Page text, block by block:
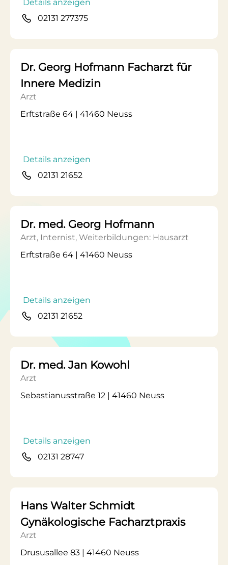
Details anzeigen
02131 277375
Dr. Georg Hofmann Facharzt für
Innere Medizin
Arzt
Erftstraße 64 | 41460 Neuss
Details anzeigen
02131 21652
Dr. med. Georg Hofmann
Arzt, Internist, Weiterbildungen: Hausarzt
Erftstraße 64 | 41460 Neuss
Details anzeigen
02131 21652
Dr. med. Jan Kowohl
Arzt
Sebastianusstraße 12 | 41460 Neuss
Details anzeigen
02131 28747
Hans Walter Schmidt
Gynäkologische Facharztpraxis
Arzt
Drususallee 83 | 41460 Neuss